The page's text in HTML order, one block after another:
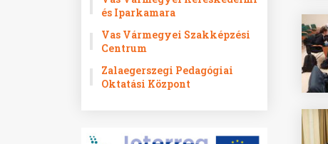
és Iparkamara
Vas Vármegyei Szakképzési
Centrum
Zalaegerszegi Pedagógiai
Oktatási Központ